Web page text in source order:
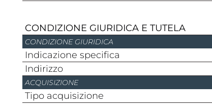
CONDIZIONE GIURIDICA E TUTELA
CONDIZIONE GIURIDICA
Indicazione specifica
Indirizzo
ACQUISIZIONE
Tipo acquisizione